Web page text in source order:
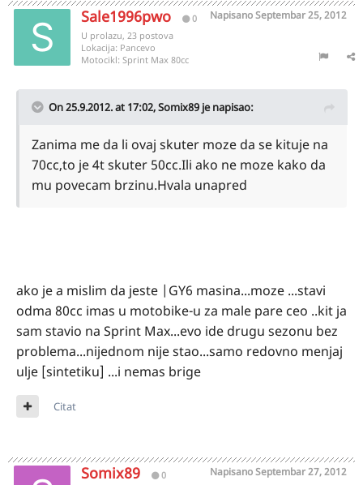
Sale1996pwo 0 NapisanoSeptembar 25, 2012
U prolazu, 23 postova
Lokacija: Pancevo
Motocikl: Sprint Max 80cc
On 25.9.2012. at 17:02, Somix89 je napisao:
Zanima me da li ovaj skuter moze da se kituje na
70cc,to je 4t skuter 50cc.Ili ako ne moze kako da
mu povecam brzinu.Hvala unapred
ako je a mislim da jeste |GY6 masina...moze ...stavi
odma 80cc imas u motobike-u za male pare ceo ..kit ja
sam stavio na Sprint Max...evo ide drugu sezonu bez
problema...nijednom nije stao...samo redovno menjaj
ulje [sintetiku] ...i nemas brige
Citat
Somix89 0 NapisanoSeptembar 27, 2012